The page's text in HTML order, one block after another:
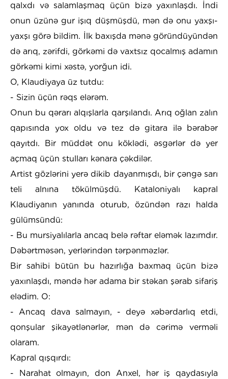
qalxdı və salamlaşmaq üçün bizə yaxınlaşdı. İndi
onun üzünə gur işıq düşmüşdü, mən də onu yaxşı-
yaxşı görə bildim. İlk baxışda mənə göründüyündən
də arıq, zərifdi, görkəmi də vaxtsız qocalmış adamın
görkəmi kimi xəstə, yorğun idi.
O, Klaudiyaya üz tutdu:
- Sizin üçün rəqs elərəm.
Onun bu qərarı alqışlarla qarşılandı. Arıq oğlan zalın
qapısında yox oldu və tez də gitara ilə bərabər
qayıtdı. Bir müddət onu köklədi, əsgərlər də yer
açmaq üçün stulları kənara çəkdilər.
Artist gözlərini yerə dikib dayanmışdı, bir çəngə sarı
teli alnına tökülmüşdü. Kataloniyalı kapral
Klaudiyanın yanında oturub, özündən razı halda
gülümsündü:
- Bu mursiyalılarla ancaq belə rəftar eləmək lazımdır.
Dəbərtməsən, yerlərindən tərpənməzlər.
Bir sahibi bütün bu hazırlığa baxmaq üçün bizə
yaxınlaşdı, məndə hər adama bir stəkan şərab sifariş
elədim. O:
- Ancaq dava salmayın, - deyə xəbərdarlıq etdi,
qonşular şikayətlənərlər, mən də cərimə verməli
olaram.
Kapral qışqırdı:
- Narahat olmayın, don Anxel, hər iş qaydasıyla